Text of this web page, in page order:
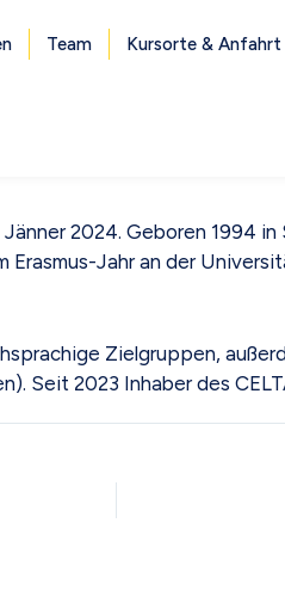
Team Kursorte & Anfahrt
2024. Geboren 1994
Jahr an der
Zielgruppen,
2023 Inhaber des